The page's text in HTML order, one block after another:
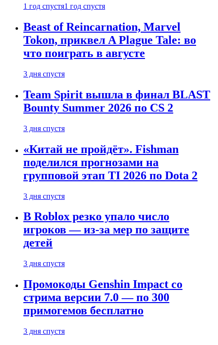
1 год спустя1 год спустя
Beast of Reincarnation, Marvel
Tokon, приквел A Plague Tale: во
что поиграть в августе
3 дня спустя
Team Spirit вышла в финал BLAST
Bounty Summer 2026 по CS 2
3 дня спустя
«Китай не пройдёт». Fishman
поделился прогнозами на
групповой этап TI 2026 по Dota 2
3 дня спустя
В Roblox резко упало число
игроков — из-за мер по защите
детей
3 дня спустя
Промокоды Genshin Impact со
стрима версии 7.0 — по 300
примогемов бесплатно
3 дня спустя